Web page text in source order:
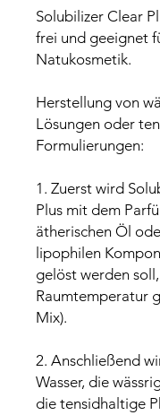
Solubilizer Clear
frei und geeignet
Natukosmetik.
Herstellung von
Lösungen oder
Formulierungen:
1. Zuerst wird
Plus mit dem
ätherischen Öl
lipophilen
gelöst werden
Raumtemperatur
Mix).
2. Anschließend
Wasser, die
die tensidhaltige